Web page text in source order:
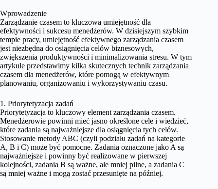
Wprowadzenie
Zarządzanie czasem to kluczowa umiejętność dla
efektywności i sukcesu menedżerów. W dzisiejszym szybkim
tempie pracy, umiejętność efektywnego zarządzania czasem
jest niezbędna do osiągnięcia celów biznesowych,
zwiększenia produktywności i minimalizowania stresu. W tym
artykule przedstawimy kilka skutecznych technik zarządzania
czasem dla menedżerów, które pomogą w efektywnym
planowaniu, organizowaniu i wykorzystywaniu czasu.
1. Priorytetyzacja zadań
Priorytetyzacja to kluczowy element zarządzania czasem.
Menedżerowie powinni mieć jasno określone cele i wiedzieć,
które zadania są najważniejsze dla osiągnięcia tych celów.
Stosowanie metody ABC (czyli podziału zadań na kategorie
A, B i C) może być pomocne. Zadania oznaczone jako A są
najważniejsze i powinny być realizowane w pierwszej
kolejności, zadania B są ważne, ale mniej pilne, a zadania C
są mniej ważne i mogą zostać przesunięte na później.